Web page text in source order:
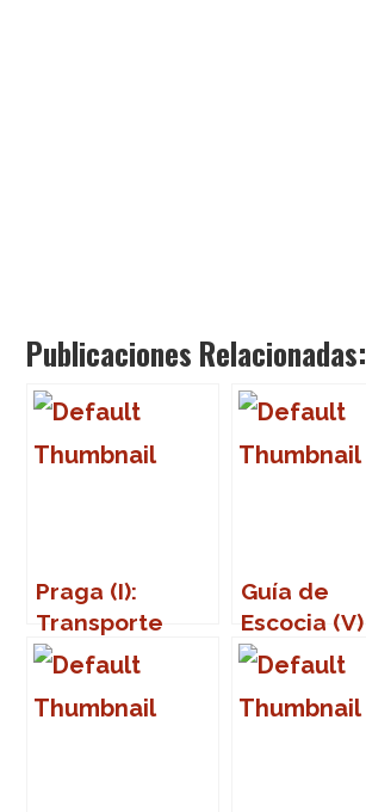
Publicaciones Relacionadas:
Praga (I):
Transporte
público
Guía de
Escocia (V)